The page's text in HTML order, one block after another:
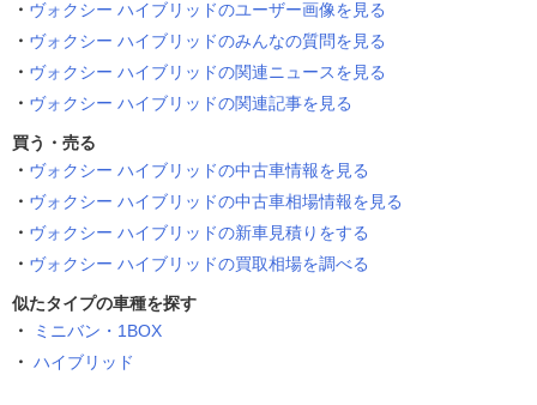
ヴォクシー ハイブリッドのユーザー画像を見る
ヴォクシー ハイブリッドのみんなの質問を見る
ヴォクシー ハイブリッドの関連ニュースを見る
ヴォクシー ハイブリッドの関連記事を見る
買う・売る
ヴォクシー ハイブリッドの中古車情報を見る
ヴォクシー ハイブリッドの中古車相場情報を見る
ヴォクシー ハイブリッドの新車見積りをする
ヴォクシー ハイブリッドの買取相場を調べる
似たタイプの車種を探す
ミニバン・1BOX
ハイブリッド